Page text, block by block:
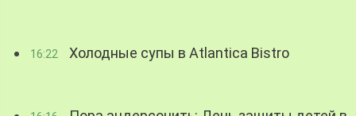
16:22 Холодные супы в Atlantica Bistro